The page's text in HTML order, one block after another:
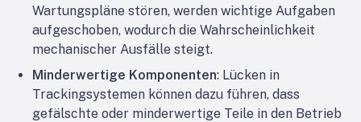
Wartungspläne stören, werden wichtige Aufgaben
aufgeschoben, wodurch die Wahrscheinlichkeit
mechanischer Ausfälle steigt.
Minderwertige Komponenten: Lücken in
Trackingsystemen können dazu führen, dass
gefälschte oder minderwertige Teile in den Betrieb